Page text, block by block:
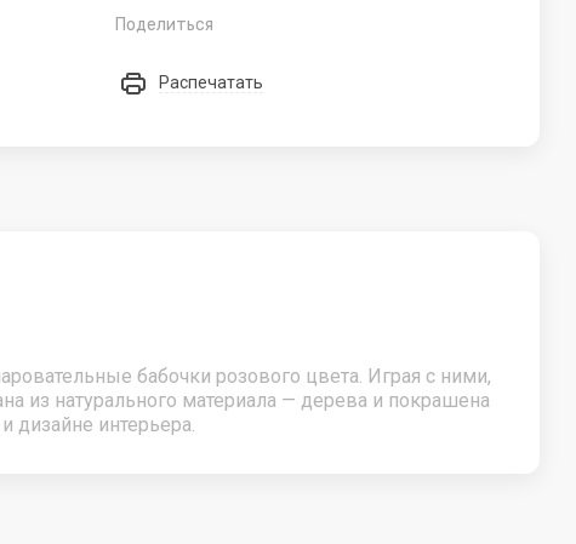
Подарочные карты
Лыжи
Поделиться
Распечатать
бабочки розового цвета. Играя с ними,
из натурального материала — дерева и покрашена
дизайне интерьера.